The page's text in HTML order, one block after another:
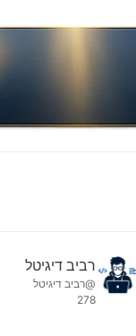
רביב דיגיטל
@רביב דיגיטל
278